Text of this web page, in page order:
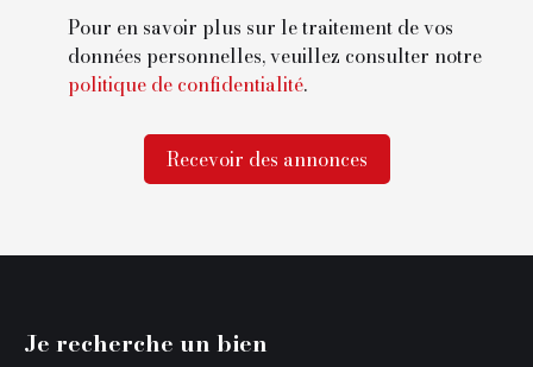
Pour en savoir plus sur le traitement de vos
données personnelles, veuillez consulter notre
politique de confidentialité.
Recevoir des annonces
Je recherche un bien